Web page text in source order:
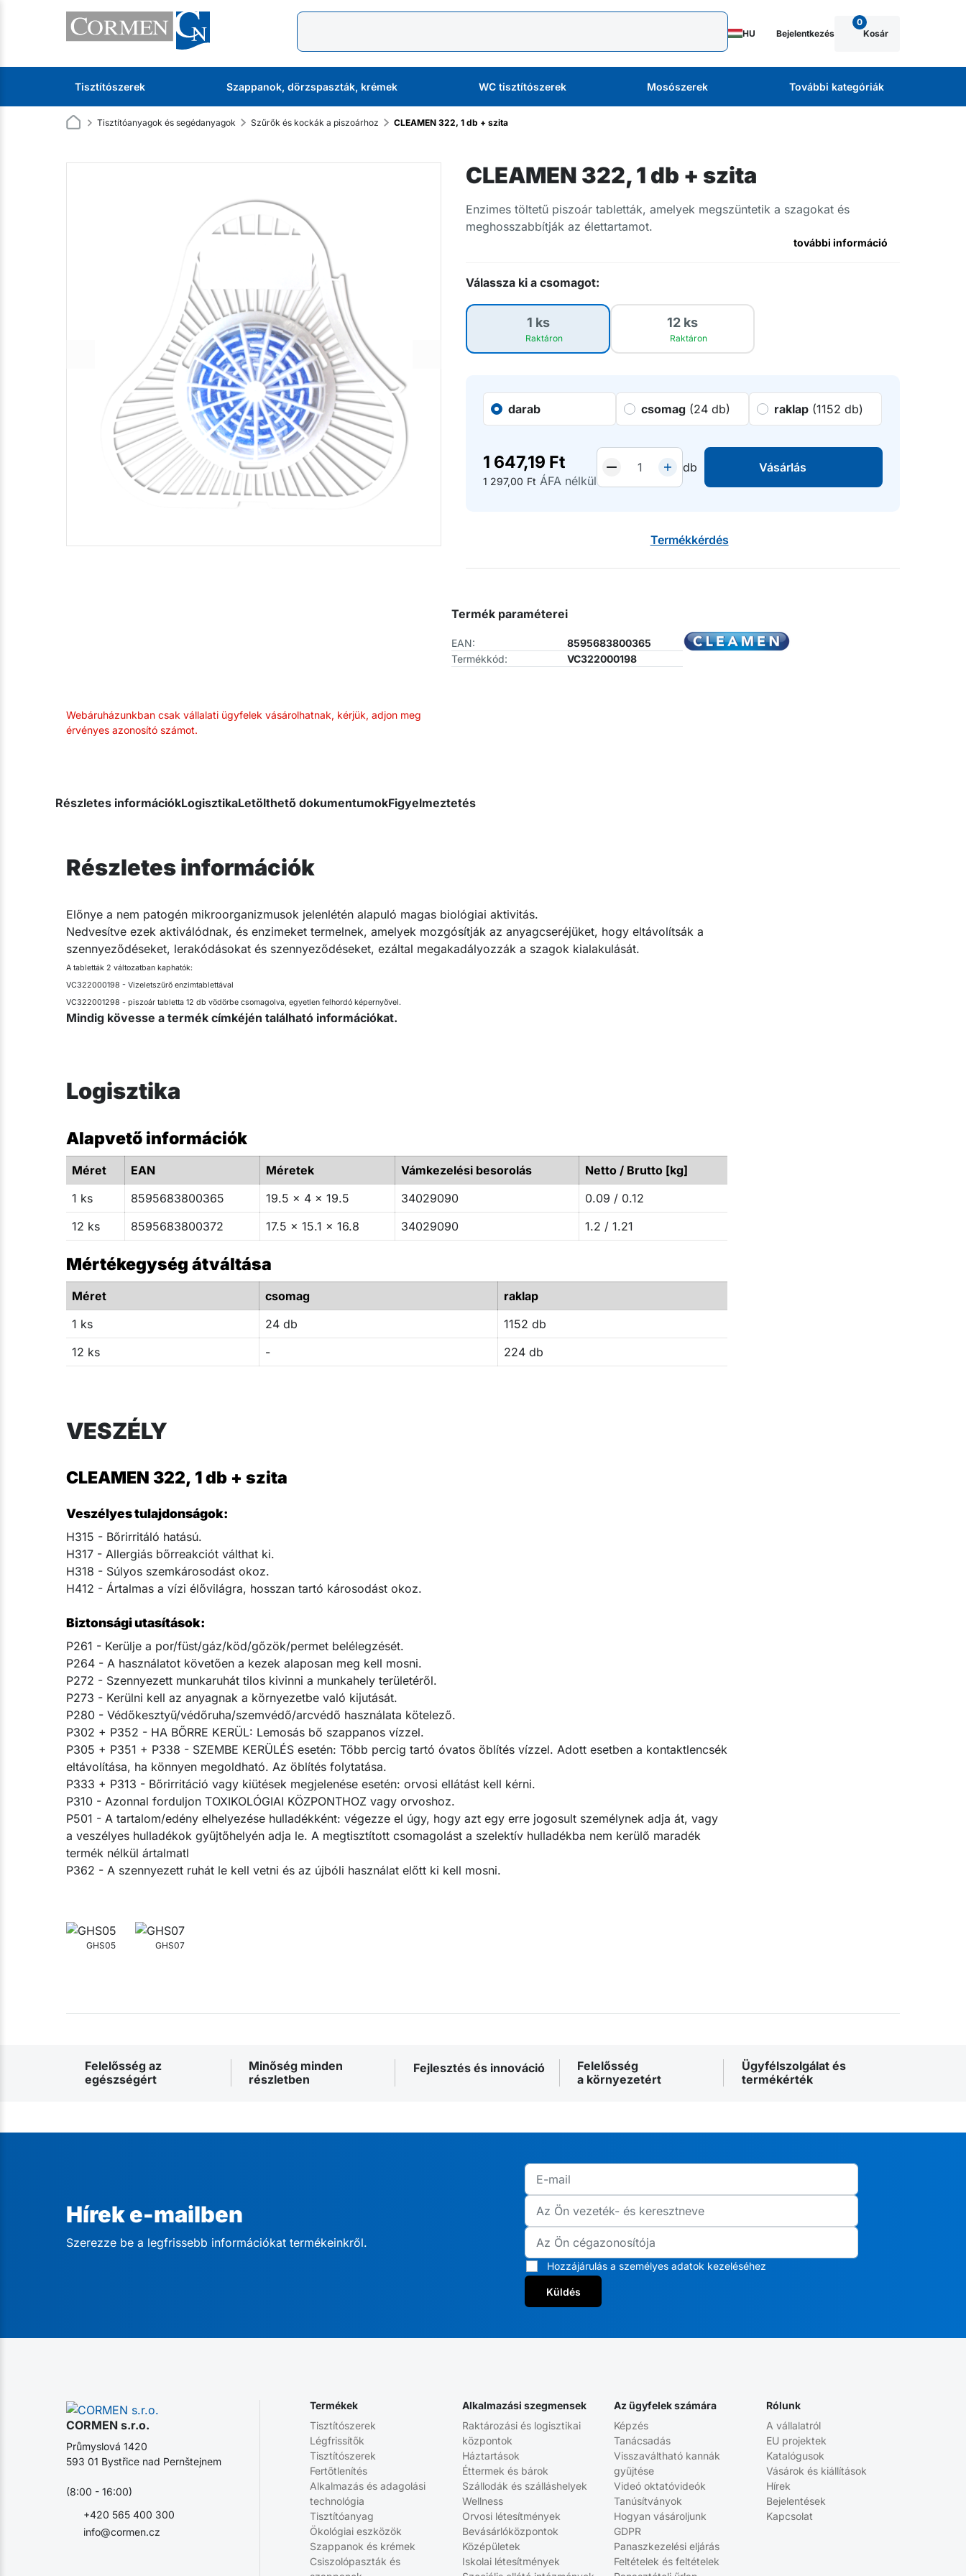
HU Bejelentkezés
0
Kosár
Tisztítószerek Szappanok, dörzspaszták, krémek WC tisztítószerek Mosószerek További kategóriák
Tisztítóanyagok és segédanyagok Szűrők és kockák a piszoárhoz CLEAMEN 322, 1 db + szita
CLEAMEN 322, 1 db + szita
Enzimes töltetű piszoár tabletták, amelyek megszüntetik a szagokat és
meghosszabbítják az élettartamot.
további információ
Válassza ki a csomagot:
1 ks
Raktáron
12 ks
Raktáron
darab csomag (24 db) raklap (1152 db)
1 647,19 Ft
1 297,00 Ft ÁFA nélkül
db Vásárlás
Webáruházunkban csak vállalati ügyfelek vásárolhatnak, kérjük, adjon meg
érvényes azonosító számot.
Termékkérdés
Termék paraméterei
EAN:
8595683800365
Termékkód:
VC322000198
Részletes információkLogisztikaLetölthető dokumentumokFigyelmeztetés
Részletes információk
​Előnye a nem patogén mikroorganizmusok jelenlétén alapuló magas biológiai aktivitás.
Nedvesítve ezek aktiválódnak, és enzimeket termelnek, amelyek mozgósítják az anyagcseréjüket, hogy eltávolítsák a
szennyeződéseket, lerakódásokat és szennyeződéseket, ezáltal megakadályozzák a szagok kialakulását.
A tabletták 2 változatban kaphatók:
VC322000198 - Vizeletszűrő enzimtablettával
VC322001298 - piszoár tabletta 12 db vödörbe csomagolva, egyetlen felhordó képernyővel.
Mindig kövesse a termék címkéjén található információkat.
Logisztika
Alapvető információk
Méret EAN Méretek Vámkezelési besorolás
Netto / Brutto [kg]
1 ks
8595683800365 19.5 x 4 x 19.5 34029090
0.09 / 0.12
12 ks
8595683800372 17.5 x 15.1 x 16.8 34029090 1.2 / 1.21
Mértékegység átváltása
Méret csomag
raklap
1 ks
24 db
1152 db
12 ks
- 224 db
VESZÉLY
CLEAMEN 322, 1 db + szita
Veszélyes tulajdonságok:
H315 - Bőrirritáló hatású.
H317 - Allergiás bőrreakciót válthat ki.
H318 - Súlyos szemkárosodást okoz.
H412 - Ártalmas a vízi élővilágra, hosszan tartó károsodást okoz.
Biztonsági utasítások:
P261 - Kerülje a por/füst/gáz/köd/gőzök/permet belélegzését.
P264 - A használatot követően a kezek alaposan meg kell mosni.
P272 - Szennyezett munkaruhát tilos kivinni a munkahely területéről.
P273 - Kerülni kell az anyagnak a környezetbe való kijutását.
P280 - Védőkesztyű/védőruha/szemvédő/arcvédő használata kötelező.
P302 + P352 - HA BŐRRE KERÜL: Lemosás bő szappanos vízzel.
P305 + P351 + P338 - SZEMBE KERÜLÉS esetén: Több percig tartó óvatos öblítés vízzel. Adott esetben a kontaktlencsék
eltávolítása, ha könnyen megoldható. Az öblítés folytatása.
P333 + P313 - Bőrirritáció vagy kiütések megjelenése esetén: orvosi ellátást kell kérni.
P310 - Azonnal forduljon TOXIKOLÓGIAI KÖZPONTHOZ vagy orvoshoz.
P501 - A tartalom/edény elhelyezése hulladékként: végezze el úgy, hogy azt egy erre jogosult személynek adja át, vagy
a veszélyes hulladékok gyűjtőhelyén adja le. A megtisztított csomagolást a szelektív hulladékba nem kerülő maradék
termék nélkül ártalmatl
P362 - A szennyezett ruhát le kell vetni és az újbóli használat előtt ki kell mosni.
GHS05 GHS07
Felelősség az
egészségért
Minőség minden
részletben
Fejlesztés és innováció
Felelősség
a környezetért
Ügyfélszolgálat és
termékérték
Hírek e-mailben
Szerezze be a legfrissebb információkat termékeinkről.
Hozzájárulás a személyes adatok kezeléséhez
Küldés
CORMEN s.r.o.
info@cormen.cz
+420 565 400 300
Průmyslová 1420
593 01 Bystřice nad Pernštejnem
(8:00 - 16:00)
Termékek
Tisztítószerek
Légfrissítők
Tisztítószerek
Fertőtlenítés
Alkalmazás és adagolási
technológia
Tisztítóanyag
Ökológiai eszközök
Szappanok és krémek
Csiszolópaszták és
Alkalmazási szegmensek
Raktározási és logisztikai
központok
Háztartások
Éttermek és bárok
Szállodák és szálláshelyek
Wellness
Orvosi létesítmények
Bevásárlóközpontok
Középületek
Iskolai létesítmények
Az ügyfelek számára
Képzés
Tanácsadás
Visszaváltható kannák
gyűjtése
Videó oktatóvideók
Tanúsítványok
Hogyan vásároljunk
GDPR
Panaszkezelési eljárás
Feltételek és feltételek
Rólunk
A vállalatról
EU projektek
Katalógusok
Vásárok és kiállítások
Hírek
Bejelentések
Kapcsolat